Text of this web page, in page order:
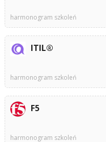
harmonogram szkoleń
ITIL®
harmonogram szkoleń
F5
harmonogram szkoleń